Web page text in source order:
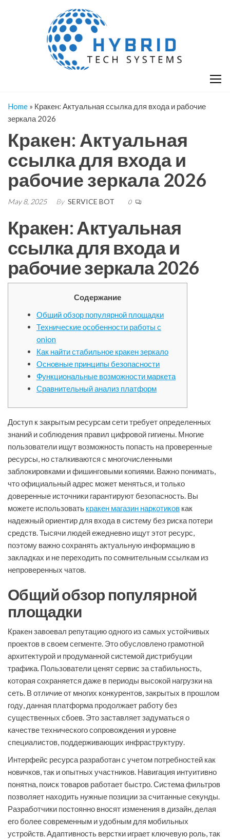
Home » Кракен: Актуальная ссылка для входа и рабочие
зеркала 2026
Кракен: Актуальная
ссылка для входа и
рабочие зеркала 2026
May 8, 2025 By SERVICE BOT 0
Кракен: Актуальная
ссылка для входа и
рабочие зеркала 2026
Содержание
Общий обзор популярной площадки
Технические особенности работы с
onion
Как найти стабильное кракен зеркало
Основные принципы безопасности
Функциональные возможности маркета
Сравнительный анализ платформ
Доступ к закрытым ресурсам сети требует определенных
знаний и соблюдения правил цифровой гигиены. Многие
пользователи ищут возможность попасть на проверенные
ресурсы, но сталкиваются с многочисленными
заблокировками и фишинговыми копиями. Важно понимать,
что официальный адрес может меняться, и только
доверенные источники гарантируют безопасность. Вы
можете использовать кракен магазин наркотиков как
надежный ориентир для входа в систему без риска потери
средств. Тысячи людей ежедневно ищут этот ресурс,
поэтому важно сохранять актуальную информацию в
закладках и не переходить по сомнительным ссылкам из
непроверенных чатов.
Общий обзор популярной
площадки
Кракен завоевал репутацию одного из самых устойчивых
проектов в своем сегменте. Это обусловлено грамотной
архитектурой и продуманной системой дистрибуции
трафика. Пользователи ценят сервис за стабильность,
которая сохраняется даже в периоды высокой нагрузки на
сеть. В отличие от многих конкурентов, закрытых в прошлом
году, данная платформа продолжает работу без
существенных сбоев. Это заставляет задуматься о
качестве технического сопровождения и уровне
специалистов, поддерживающих инфраструктуру.
Интерфейс ресурса разработан с учетом потребностей как
новичков, так и опытных участников. Навигация интуитивно
понятна, поиск товаров работает быстро. Система фильтров
позволяет находить нужные позиции за считанные секунды.
Разработчики постоянно вносят изменения в дизайн, делая
его более современным и удобным для мобильных
устройств. Адаптивность верстки играет ключевую роль, так